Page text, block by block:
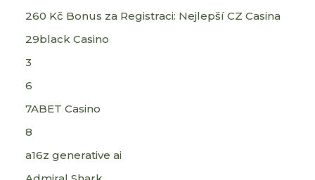
260 Kč Bonus za Registraci: Nejlepší CZ Casina
29black Casino
3
6
7ABET Casino
8
a16z generative ai